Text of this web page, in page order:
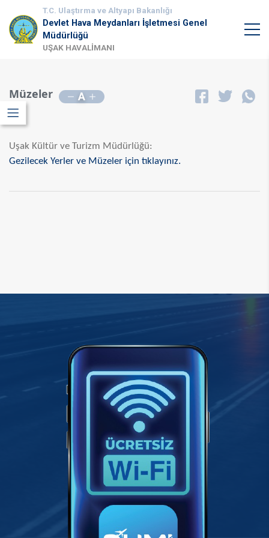
T.C. Ulaştırma ve Altyapı Bakanlığı
Devlet Hava Meydanları İşletmesi Genel
Müdürlüğü
UŞAK HAVALİMANI
Müzeler A
Uşak Kültür ve Turizm Müdürlüğü:
​​Gezilecek Yerler ve Müzeler için tıklayınız.​